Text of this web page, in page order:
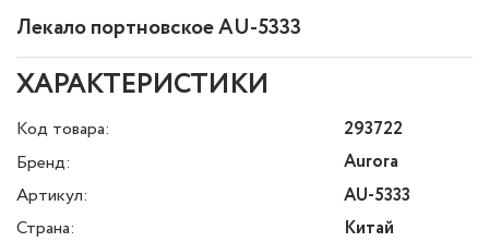
Лекало портновское AU-5333
ХАРАКТЕРИСТИКИ
Код товара:
293722
Бренд:
Aurora
Артикул:
AU-5333
Страна:
Китай